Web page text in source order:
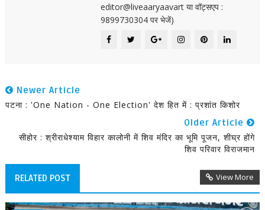
editor@liveaaryaavart या वॉट्सएप :
9899730304 पर भेजें)
Newer Article
पटना : 'One Nation - One Election' देश हित में : प्रशांत किशोर
Older Article
सीहोर : श्रीराधेश्याम विहार कालोनी में शिव मंदिर का भूमि पूजन, शीघ्र होंगे
शिव परिवार विराजमान
RELATED POST View More